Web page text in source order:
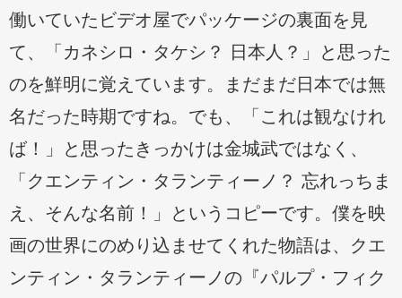
働いていたビデオ屋でパッケージの裏面を見
て、「カネシロ・タケシ？ 日本人？」と思った
のを鮮明に覚えています。まだまだ日本では無
名だった時期ですね。でも、「これは観なけれ
ば！」と思ったきっかけは金城武ではなく、
「クエンティン・タランティーノ？ 忘れっちま
え、そんな名前！」というコピーです。僕を映
画の世界にのめり込ませてくれた物語は、クエ
ンティン・タランティーノの『パルプ・フィク